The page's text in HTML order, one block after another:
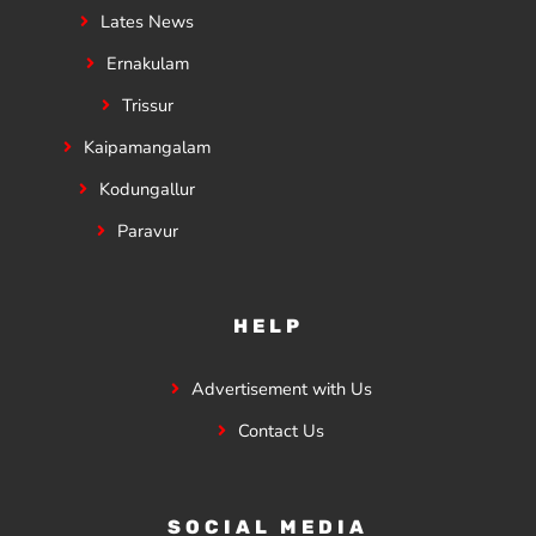
Lates News
Ernakulam
Trissur
Kaipamangalam
Kodungallur
Paravur
HELP
Advertisement with Us
Contact Us
SOCIAL MEDIA